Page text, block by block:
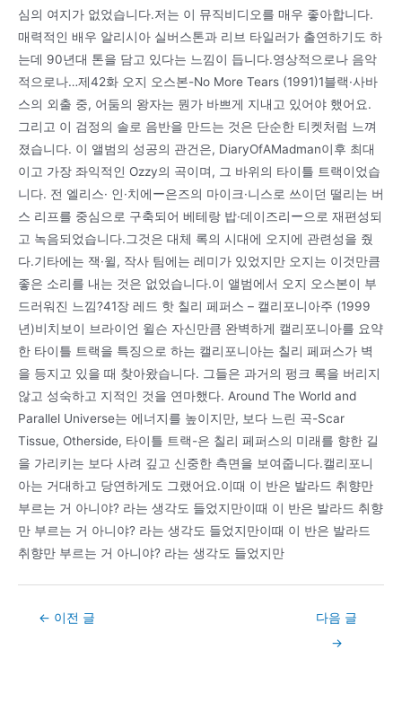
심의 여지가 없었습니다.저는 이 뮤직비디오를 매우 좋아합니다.
매력적인 배우 알리시아 실버스톤과 리브 타일러가 출연하기도 하
는데 90년대 톤을 담고 있다는 느낌이 듭니다.영상적으로나 음악
적으로나…제42화 오지 오스본-No More Tears (1991)1블랙·사바
스의 외출 중, 어둠의 왕자는 뭔가 바쁘게 지내고 있어야 했어요.
그리고 이 검정의 솔로 음반을 만드는 것은 단순한 티켓처럼 느껴
졌습니다. 이 앨범의 성공의 관건은, DiaryOfAMadman이후 최대
이고 가장 좌익적인 Ozzy의 곡이며, 그 바위의 타이틀 트랙이었습
니다. 전 엘리스· 인·치에ー은즈의 마이크·니스로 쓰이던 떨리는 버
스 리프를 중심으로 구축되어 베테랑 밥·데이즈리ー으로 재편성되
고 녹음되었습니다.그것은 대체 록의 시대에 오지에 관련성을 줬
다.기타에는 잭·윌, 작사 팀에는 레미가 있었지만 오지는 이것만큼
좋은 소리를 내는 것은 없었습니다.이 앨범에서 오지 오스본이 부
드러워진 느낌?41장 레드 핫 칠리 페퍼스 – 캘리포니아주 (1999
년)비치보이 브라이언 윌슨 자신만큼 완벽하게 캘리포니아를 요약
한 타이틀 트랙을 특징으로 하는 캘리포니아는 칠리 페퍼스가 벽
을 등지고 있을 때 찾아왔습니다. 그들은 과거의 펑크 록을 버리지
않고 성숙하고 지적인 것을 연마했다. Around The World and
Parallel Universe는 에너지를 높이지만, 보다 느린 곡-Scar
Tissue, Otherside, 타이틀 트랙-은 칠리 페퍼스의 미래를 향한 길
을 가리키는 보다 사려 깊고 신중한 측면을 보여줍니다.캘리포니
아는 거대하고 당연하게도 그랬어요.이때 이 반은 발라드 취향만
부르는 거 아니야? 라는 생각도 들었지만이때 이 반은 발라드 취향
만 부르는 거 아니야? 라는 생각도 들었지만이때 이 반은 발라드
취향만 부르는 거 아니야? 라는 생각도 들었지만
Post← 이전 글
다음 글
→